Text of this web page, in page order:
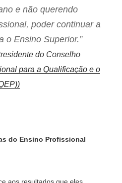
e não querendo
poder continuar a
o Ensino Superior.”
do Conselho
para a Qualificação e o
do Ensino Profissional
aos resultados que eles